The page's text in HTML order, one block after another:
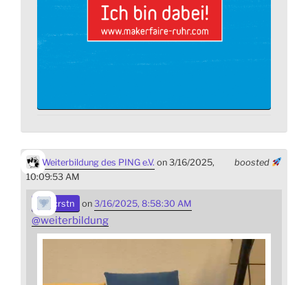
boosted
Weiterbildung des PING e.V. on 3/16/2025,
10:09:53 AM
crstn on 3/16/2025, 8:58:30 AM
@weiterbildung